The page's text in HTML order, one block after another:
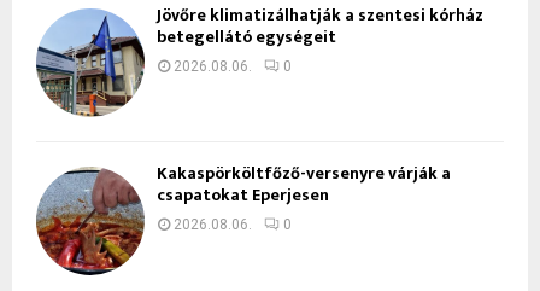
Jövőre klimatizálhatják a szentesi kórház
betegellátó egységeit
2026.08.06. 0
Kakaspörköltfőző-versenyre várják a
csapatokat Eperjesen
2026.08.06. 0